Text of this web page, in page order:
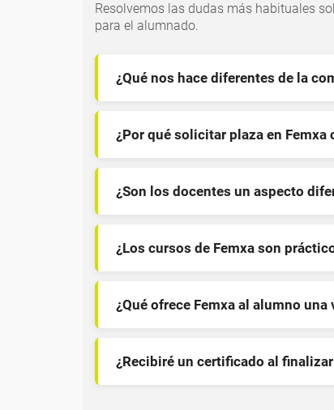
Resolvemos las dudas más habituales
para el alumnado.
¿Qué nos hace diferentes de la
¿Por qué solicitar plaza en Femxa
¿Son los docentes un aspecto
¿Los cursos de Femxa son
¿Qué ofrece Femxa al alumno
¿Recibiré un certificado al